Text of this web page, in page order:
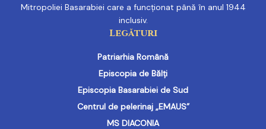
Mitropoliei Basarabiei care a funcționat până în anul 1944
inclusiv.
Legături
Patriarhia Română
Episcopia de Bălți
Episcopia Basarabiei de Sud
Centrul de pelerinaj „EMAUS”
MS DIACONIA